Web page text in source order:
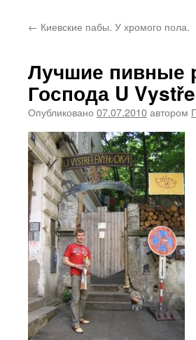
← Киевские пабы. У хромого пола.
Лучшие пивные
Господа U
Опубликовано 07.07.2010автором